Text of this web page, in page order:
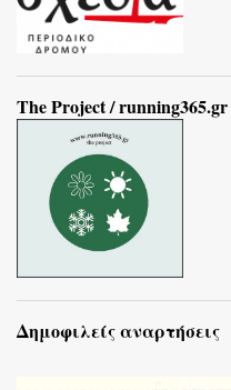
The Project / running365.gr
Δημοφιλείς αναρτήσεις